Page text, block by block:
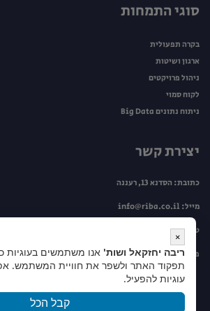
סוגי התמחות
בקרה תפעולית
ארגון ושיטות
ניהול פרויקטים
לקוח סמוי
ניתוח נתונים Big Data
יצירת קשר
כתובת: הסדנא 13, רעננה
מייל:info@riba.co.il
טלפון:099534446
פקס: 09-9505263
×
ריבה יחזקאל ושות' אנו משתמשים בעוגיות
תפקוד האתר ולשפר את חוויית המשתמש.
עוגיות להפעיל.
קבל הכל